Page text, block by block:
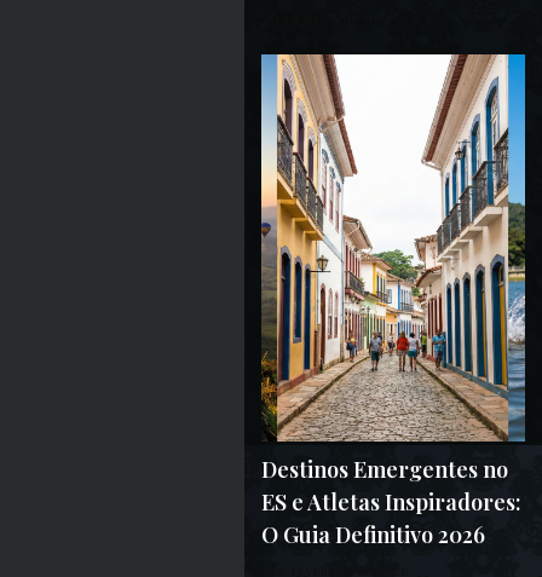
Destinos Emergentes no
ES e Atletas Inspiradores:
O Guia Definitivo 2026